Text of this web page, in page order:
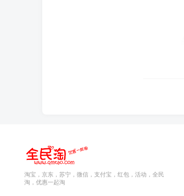
淘宝，京东，苏宁，微信，支付宝，红包，活动，全民
淘，优惠一起淘